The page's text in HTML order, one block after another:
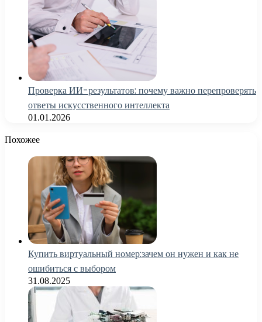
Проверка ИИ-результатов: почему важно перепроверять
ответы искусственного интеллекта
01.01.2026
Похожее
Купить виртуальный номер:зачем он нужен и как не
ошибиться с выбором
31.08.2025